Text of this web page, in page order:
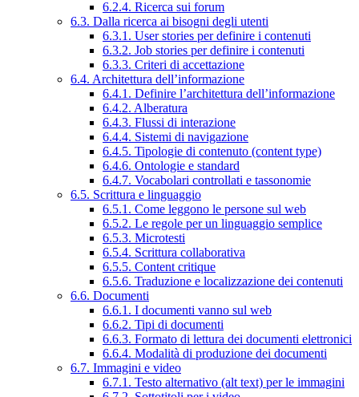
6.2.4. Ricerca sui forum
6.3. Dalla ricerca ai bisogni degli utenti
6.3.1. User stories per definire i contenuti
6.3.2. Job stories per definire i contenuti
6.3.3. Criteri di accettazione
6.4. Architettura dell’informazione
6.4.1. Definire l’architettura dell’informazione
6.4.2. Alberatura
6.4.3. Flussi di interazione
6.4.4. Sistemi di navigazione
6.4.5. Tipologie di contenuto (content type)
6.4.6. Ontologie e standard
6.4.7. Vocabolari controllati e tassonomie
6.5. Scrittura e linguaggio
6.5.1. Come leggono le persone sul web
6.5.2. Le regole per un linguaggio semplice
6.5.3. Microtesti
6.5.4. Scrittura collaborativa
6.5.5. Content critique
6.5.6. Traduzione e localizzazione dei contenuti
6.6. Documenti
6.6.1. I documenti vanno sul web
6.6.2. Tipi di documenti
6.6.3. Formato di lettura dei documenti elettronici
6.6.4. Modalità di produzione dei documenti
6.7. Immagini e video
6.7.1. Testo alternativo (alt text) per le immagini